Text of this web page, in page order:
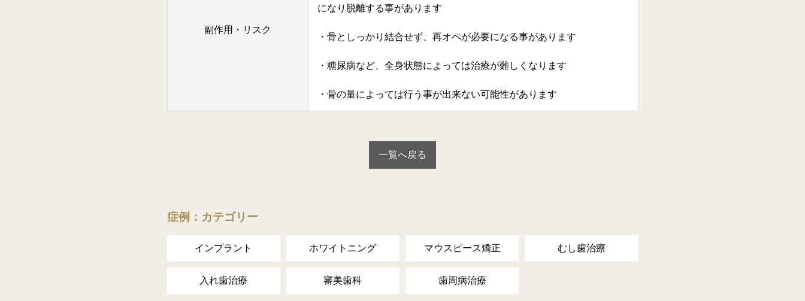
副作用・リスク
になり脱離する事があります
・骨としっかり結合せず、再オペが必要になる事があります
・糖尿病など、全身状態によっては治療が難しくなります
・骨の量によっては行う事が出来ない可能性があります
一覧へ戻る
症例：カテゴリー
インプラント ホワイトニング マウスピース矯正 むし歯治療
入れ歯治療 審美歯科 歯周病治療